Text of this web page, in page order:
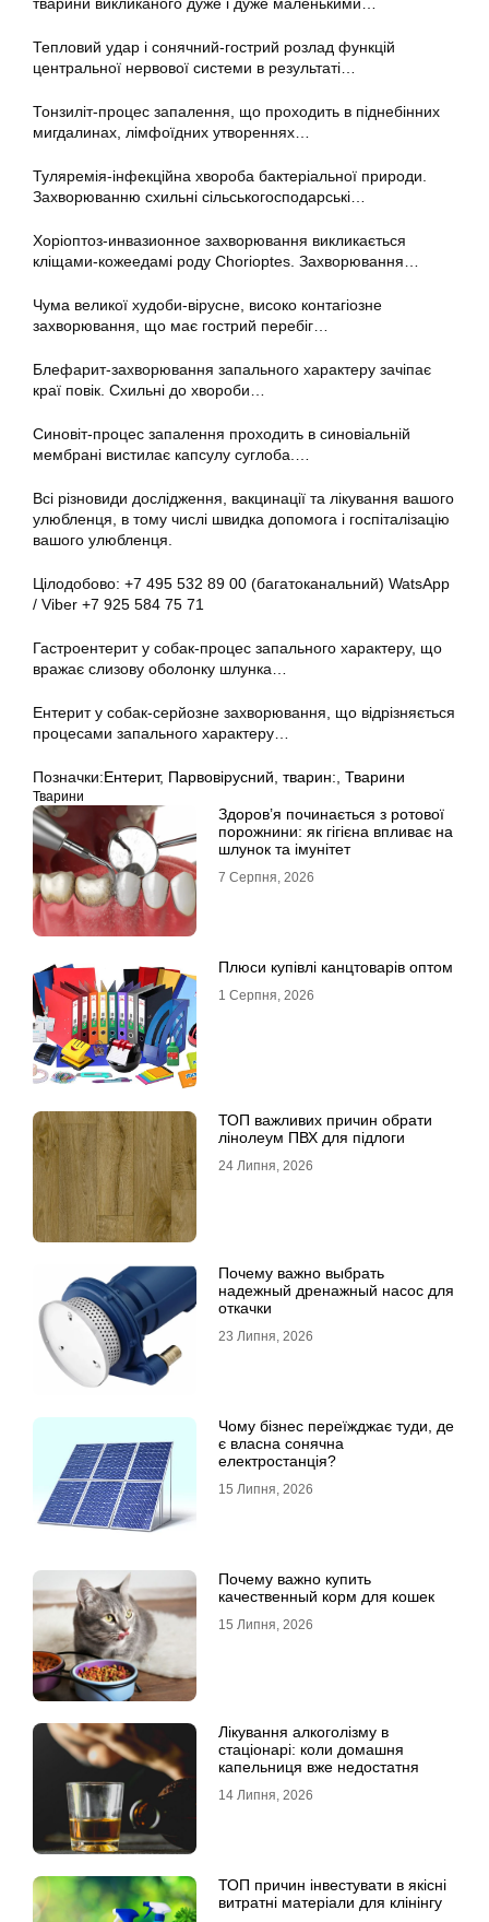
Тепловий удар і сонячний-гострий розлад функцій
центральної нервової системи в результаті…
Тонзиліт-процес запалення, що проходить в піднебінних
мигдалинах, лімфоїдних утвореннях…
Туляремія-інфекційна хвороба бактеріальної природи.
Захворюванню схильні сільськогосподарські…
Хоріоптоз-инвазионное захворювання викликається
кліщами-кожеедамі роду Chorioptes. Захворювання…
Чума великої худоби-вірусне, високо контагіозне
захворювання, що має гострий перебіг…
Блефарит-захворювання запального характеру зачіпає
краї повік. Схильні до хвороби…
Синовіт-процес запалення проходить в синовіальній
мембрані вистилає капсулу суглоба.…
Всі різновиди дослідження, вакцинації та лікування вашого
улюбленця, в тому числі швидка допомога і госпіталізацію
вашого улюбленця.
Цілодобово: +7 495 532 89 00 (багатоканальний) WatsApp
/ Viber +7 925 584 75 71
Гастроентерит у собак-процес запального характеру, що
вражає слизову оболонку шлунка…
Ентерит у собак-серйозне захворювання, що відрізняється
процесами запального характеру…
Позначки:Ентерит, Парвовірусний тварин: Тварини
Тварини
Здоров’я починається з ротової
порожнини: як гігієна впливає на
шлунок та імунітет
7 Серпня, 2026
Плюси купівлі канцтоварів оптом
1 Серпня, 2026
ТОП важливих причин обрати
лінолеум ПВХ для підлоги
24 Липня, 2026
Почему важно выбрать
надежный дренажный насос для
откачки
23 Липня, 2026
Чому бізнес переїжджає туди, де
є власна сонячна
електростанція?
15 Липня, 2026
Почему важно купить
качественный корм для кошек
15 Липня, 2026
Лікування алкоголізму в
стаціонарі: коли домашня
капельниця вже недостатня
14 Липня, 2026
ТОП причин інвестувати в якісні
витратні матеріали для клінінгу